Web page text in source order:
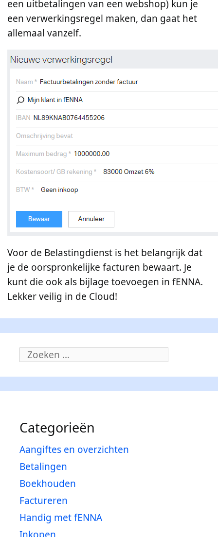
een uitbetalingen van een webshop) kun je
een verwerkingsregel maken, dan gaat het
allemaal vanzelf.
Voor de Belastingdienst is het belangrijk dat
je de oorspronkelijke facturen bewaart. Je
kunt die ook als bijlage toevoegen in fENNA.
Lekker veilig in de Cloud!
Zoeken
Categorieën
Aangiftes en overzichten
Betalingen
Boekhouden
Factureren
Handig met fENNA